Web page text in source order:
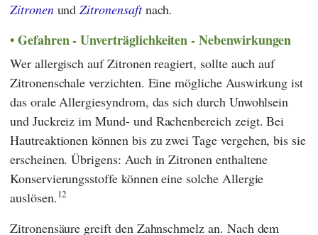
ZitronenundZitronensaftnach.
Gefahren - Unverträglichkeiten - Nebenwirkungen
Wer allergisch auf Zitronen reagiert, sollte auch auf
Zitronenschale verzichten. Eine mögliche Auswirkung ist
das orale Allergiesyndrom, das sich durch Unwohlsein
und Juckreiz im Mund- und Rachenbereich zeigt. Bei
Hautreaktionen können bis zu zwei Tage vergehen, bis sie
erscheinen. Übrigens: Auch in Zitronen enthaltene
Konservierungsstoffe können eine solche Allergie
auslösen.12
Zitronensäure greift den Zahnschmelz an. Nach dem